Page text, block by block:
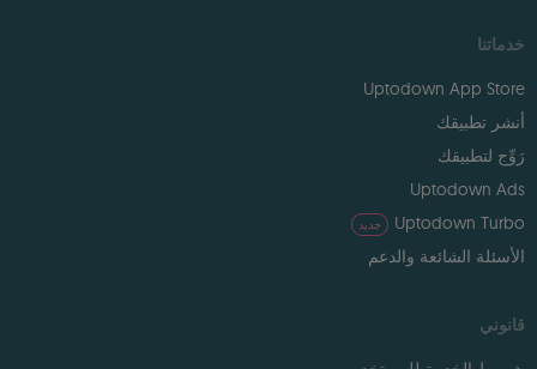
خدماتنا
Uptodown App Store
أنشر تطبيقك
رَوِّج لتطبيقك
Uptodown Ads
Uptodown Turbo
جديد
الأسئلة الشائعة والدعم
قانوني